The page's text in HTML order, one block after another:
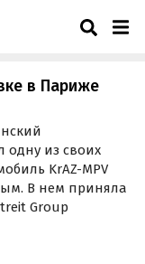
в Париже
одну из своих
KrAZ-MPV
В нем приняла
Group